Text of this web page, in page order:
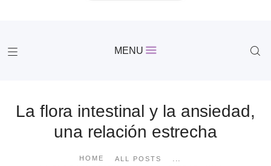
MENU
La flora intestinal y la ansiedad,
una relación estrecha
HOME ALL POSTS ...